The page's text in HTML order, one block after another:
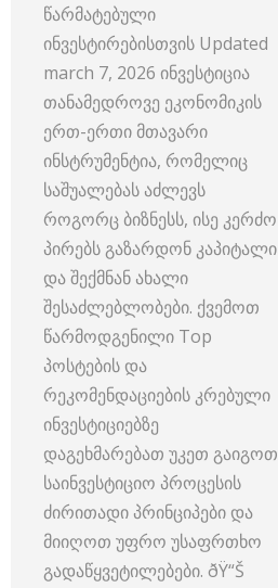
წარმატებული
ინვესტირებისთვის Updated
march 7, 2026 ინვესტიცია
თანამედროვე ეკონომიკის
ერთ-ერთი მთავარი
ინსტრუმენტია, რომელიც
საშუალებას აძლევს
როგორც ბიზნესს, ისე კერძო
პირებს გაზარდონ კაპიტალი
და შექმნან ახალი
შესაძლებლობები. ქვემოთ
წარმოდგენილი Top
პოსტების და
რეკომენდაციების კრებული
ინვესტიციებზე
დაგეხმარებათ უკეთ გაიგოთ
საინვესტიციო პროცესის
ძირითადი პრინციპები და
მიიღოთ უფრო უსაფრთხო
გადაწყვეტილებები. ðŸ“Š